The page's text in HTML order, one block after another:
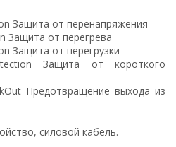
Защита от перенапряжения
Защита от перегрева
Защита от перегрузки
Защита от короткого
Предотвращение выхода из
силовой кабель.